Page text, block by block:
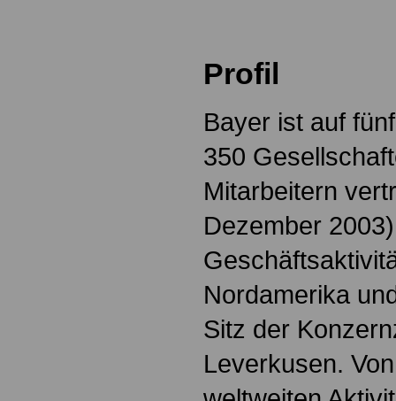
Profil
Bayer ist auf
350
Mitarbeitern
Dezember
Nordamerika
Sitz der
Leverkusen.